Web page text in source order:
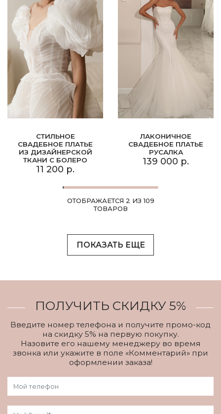
СТИЛЬНОЕ
СВАДЕБНОЕ ПЛАТЬЕ
ИЗ ДИЗАЙНЕРСКОЙ
ТКАНИ С БОЛЕРО
11 200 р.
ЛАКОНИЧНОЕ
СВАДЕБНОЕ ПЛАТЬЕ
РУСАЛКА
139 000 р.
ОТОБРАЖАЕТСЯ 2 ИЗ 109
ТОВАРОВ
ПОКАЗАТЬ ЕЩЕ
ПОЛУЧИТЬ СКИДКУ 5%
Введите номер телефона и получите промо-код
на скидку 5% на первую покупку.
Назовите его нашему менеджеру во время
звонка или укажите в поле «Комментарий» при
оформлении заказа!